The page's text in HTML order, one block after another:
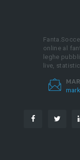
online al
leghe
live,